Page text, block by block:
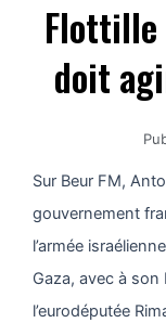
Flottille
doit
Sur Beur FM,
gouvernement
l’armée
Gaza, avec à
l’eurodéputée